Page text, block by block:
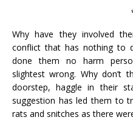
Why have they involved
conflict that has nothing to
done them no harm
slightest wrong. Why don’t
doorstep, haggle in their
suggestion has led them to
rats and snitches as there